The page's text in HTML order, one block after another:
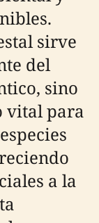
sirve
del
sino
vital para
a la